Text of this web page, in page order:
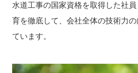
水道工事の国家資格を取得した社
育を徹底して、会社全体の技術力
ています。